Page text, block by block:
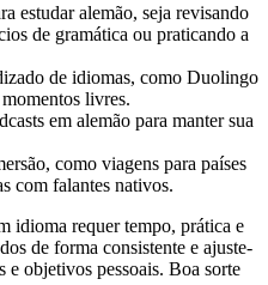
estudar alemão, seja revisando
de gramática ou praticando a
de idiomas, como Duolingo
livres.
em alemão para manter sua
como viagens para países
com falantes nativos.
idioma requer tempo, prática e
de forma consistente e ajuste-
e objetivos pessoais. Boa sorte